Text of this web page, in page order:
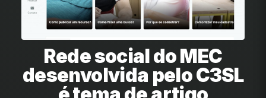
Rede social do MEC
desenvolvida pelo C3SL